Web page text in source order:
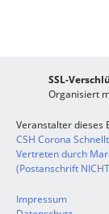
SSL-
Organisiert
Veranstalter dieses
CSH Corona
Vertreten durch
(Postanschrift
Impressum